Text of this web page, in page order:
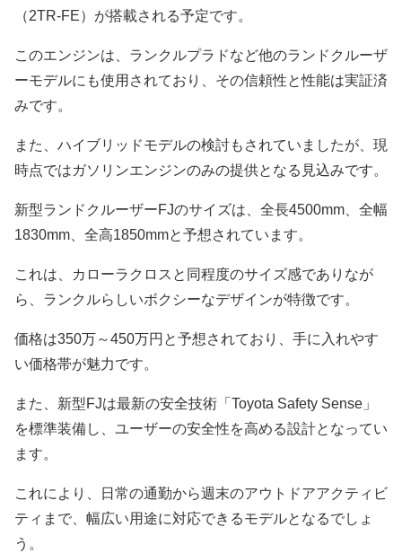
（2TR-FE）が搭載される予定です。
このエンジンは、ランクルプラドなど他のランドクルーザ
ーモデルにも使用されており、その信頼性と性能は実証済
みです。
また、ハイブリッドモデルの検討もされていましたが、現
時点ではガソリンエンジンのみの提供となる見込みです。
新型ランドクルーザーFJのサイズは、全長4500mm、全幅
1830mm、全高1850mmと予想されています。
これは、カローラクロスと同程度のサイズ感でありなが
ら、ランクルらしいボクシーなデザインが特徴です。
価格は350万～450万円と予想されており、手に入れやす
い価格帯が魅力です。
また、新型FJは最新の安全技術「Toyota Safety Sense」
を標準装備し、ユーザーの安全性を高める設計となってい
ます。
これにより、日常の通勤から週末のアウトドアアクティビ
ティまで、幅広い用途に対応できるモデルとなるでしょ
う。